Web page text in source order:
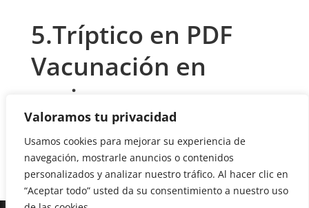
Valoramos tu privacidad
Usamos cookies para mejorar su experiencia de
navegación, mostrarle anuncios o contenidos
personalizados y analizar nuestro tráfico. Al hacer clic en
“Aceptar todo” usted da su consentimiento a nuestro uso
5.Tríptico en PDF
Vacunación en
mujeres
embarazadas